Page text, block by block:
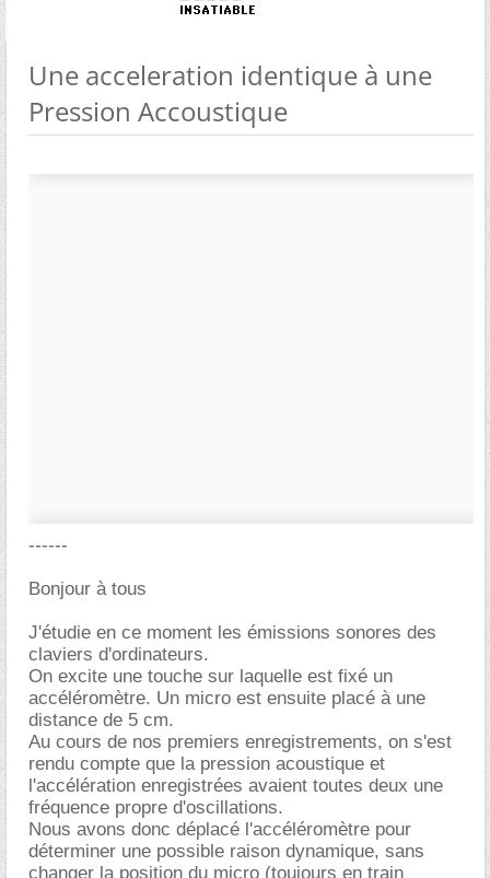
Une acceleration identique à une
Pression Accoustique
------
Bonjour à tous
J'étudie en ce moment les émissions sonores des
claviers d'ordinateurs.
On excite une touche sur laquelle est fixé un
accéléromètre. Un micro est ensuite placé à une
distance de 5 cm.
Au cours de nos premiers enregistrements, on s'est
rendu compte que la pression acoustique et
l'accélération enregistrées avaient toutes deux une
fréquence propre d'oscillations.
Nous avons donc déplacé l'accéléromètre pour
déterminer une possible raison dynamique, sans
changer la position du micro (toujours en train